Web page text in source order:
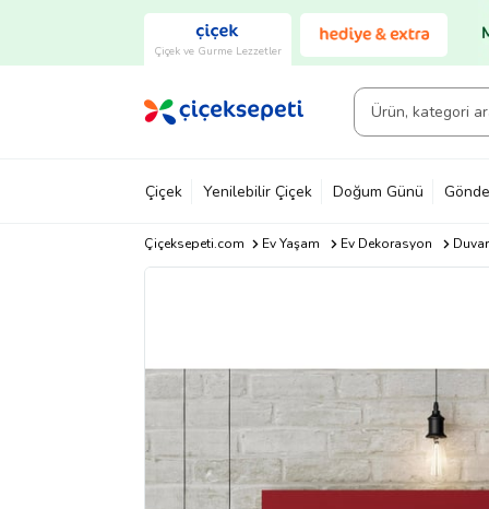
Çiçek ve Gurme Lezzetler
Çiçek Yenilebilir Çiçek Doğum Günü
Çiçeksepeti.com Ev Yaşam Ev Dekorasyon